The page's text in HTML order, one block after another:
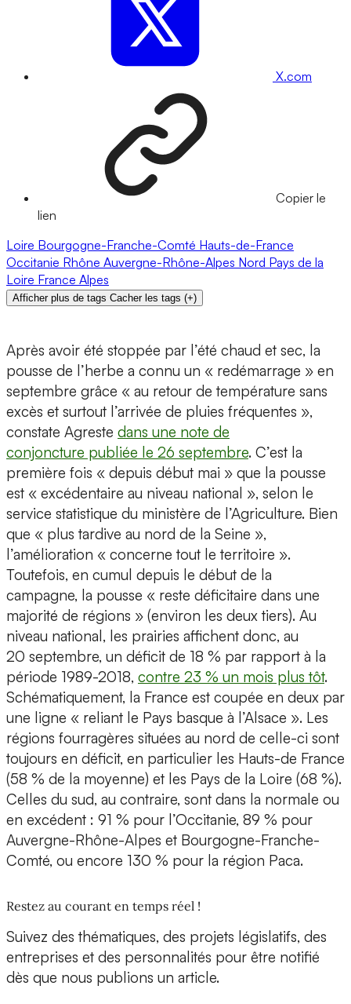
X.com
Copier le
lien
Loire Bourgogne-Franche-Comté Hauts-de-France
Occitanie Rhône Auvergne-Rhône-Alpes Nord Pays de la
Loire France Alpes
Afficher plus de tags Cacher les tags (+)
Après avoir été stoppée par l’été chaud et sec, la
pousse de l’herbe a connu un « redémarrage » en
septembre grâce « au retour de température sans
excès et surtout l’arrivée de pluies fréquentes »,
constate Agreste dans une note de
conjoncture publiée le 26 septembre. C’est la
première fois « depuis début mai » que la pousse
est « excédentaire au niveau national », selon le
service statistique du ministère de l’Agriculture. Bien
que « plus tardive au nord de la Seine »,
l’amélioration « concerne tout le territoire ».
Toutefois, en cumul depuis le début de la
campagne, la pousse « reste déficitaire dans une
majorité de régions » (environ les deux tiers). Au
niveau national, les prairies affichent donc, au
20 septembre, un déficit de 18 % par rapport à la
période 1989-2018, contre 23 % un mois plus tôt.
Schématiquement, la France est coupée en deux par
une ligne « reliant le Pays basque à l’Alsace ». Les
régions fourragères situées au nord de celle-ci sont
toujours en déficit, en particulier les Hauts-de France
(58 % de la moyenne) et les Pays de la Loire (68 %).
Celles du sud, au contraire, sont dans la normale ou
en excédent : 91 % pour l’Occitanie, 89 % pour
Auvergne-Rhône-Alpes et Bourgogne-Franche-
Comté, ou encore 130 % pour la région Paca.
Restez au courant en temps réel !
Suivez des thématiques, des projets législatifs, des
entreprises et des personnalités pour être notifié
dès que nous publions un article.